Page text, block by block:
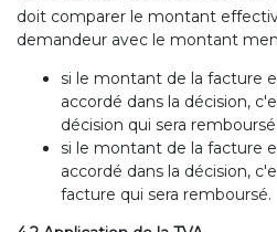
doit comparer le montant
demandeur avec le montant
si le montant de la facture
accordé dans la décision,
décision qui sera remboursé
si le montant de la facture
accordé dans la décision,
facture qui sera remboursé.